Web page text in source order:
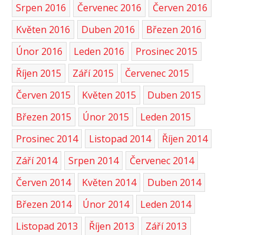
Srpen 2016
Červenec 2016
Červen 2016
Květen 2016
Duben 2016
Březen 2016
Únor 2016
Leden 2016
Prosinec 2015
Říjen 2015
Září 2015
Červenec 2015
Červen 2015
Květen 2015
Duben 2015
Březen 2015
Únor 2015
Leden 2015
Prosinec 2014
Listopad 2014
Říjen 2014
Září 2014
Srpen 2014
Červenec 2014
Červen 2014
Květen 2014
Duben 2014
Březen 2014
Únor 2014
Leden 2014
Listopad 2013
Říjen 2013 Září 2013